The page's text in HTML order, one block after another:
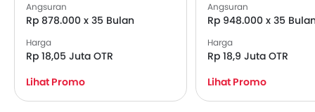
Angsuran
Rp 878.000 x 35 Bulan
Harga
Rp 18,05 Juta OTR
Lihat Promo
Angsuran
Rp 948.000 x 35
Harga
Rp 18,9 Juta OTR
Lihat Promo